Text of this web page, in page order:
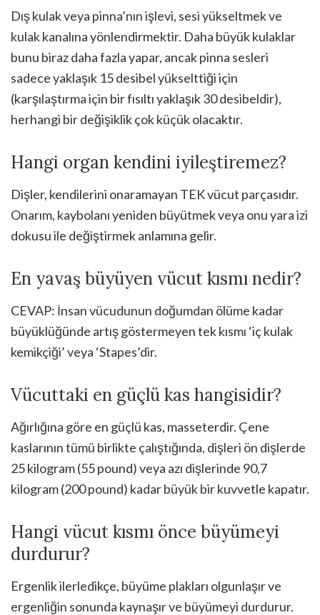
Dış kulak veya pinna’nın işlevi, sesi yükseltmek ve
kulak kanalına yönlendirmektir. Daha büyük kulaklar
bunu biraz daha fazla yapar, ancak pinna sesleri
sadece yaklaşık 15 desibel yükselttiği için
(karşılaştırma için bir fısıltı yaklaşık 30 desibeldir),
herhangi bir değişiklik çok küçük olacaktır.
Hangi organ kendini iyileştiremez?
Dişler, kendilerini onaramayan TEK vücut parçasıdır.
Onarım, kaybolanı yeniden büyütmek veya onu yara izi
dokusu ile değiştirmek anlamına gelir.
En yavaş büyüyen vücut kısmı nedir?
CEVAP: İnsan vücudunun doğumdan ölüme kadar
büyüklüğünde artış göstermeyen tek kısmı ‘iç kulak
kemikçiği’ veya ‘Stapes’dir.
Vücuttaki en güçlü kas hangisidir?
Ağırlığına göre en güçlü kas, masseterdir. Çene
kaslarının tümü birlikte çalıştığında, dişleri ön dişlerde
25 kilogram (55 pound) veya azı dişlerinde 90,7
kilogram (200 pound) kadar büyük bir kuvvetle kapatır.
Hangi vücut kısmı önce büyümeyi
durdurur?
Ergenlik ilerledikçe, büyüme plakları olgunlaşır ve
ergenliğin sonunda kaynaşır ve büyümeyi durdurur.